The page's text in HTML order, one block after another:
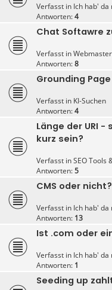
Verfasst in Ich hab' da
Antworten:4
Chat Softawre
Verfasst in
Antworten:8
Grounding
Verfasst in KI-Suchen
Antworten:4
Länge der URI
kurz sein?
Verfasst inSEO Tools
Antworten:5
CMS oder nicht?
Verfasst in Ich hab' da
Antworten: 13
Ist .com oder
Verfasst in Ich hab' da
Antworten: 1
Seeding up